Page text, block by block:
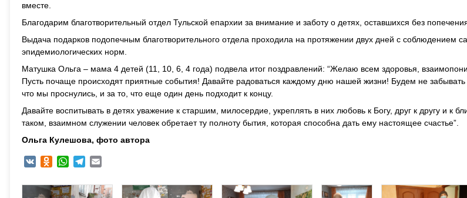
вместе.
Благодарим благотворительный отдел Тульской епархии за внимание и заботу о детях, оставшихся без
Выдача подарков подопечным благотворительного отдела проходила на протяжении двух дней с соблюдением
эпидемиологических норм.
Матушка Ольга – мама 4 детей (11, 10, 6, 4 года) подвела итог поздравлений: “Желаю всем здоровья,
Пусть почаще происходят приятные события! Давайте радоваться каждому дню нашей жизни! Будем не забывать
что мы проснулись, и за то, что еще один день подходит к концу.
Давайте воспитывать в детях уважение к старшим, милосердие, укреплять в них любовь к Богу, друг к другу и к
таком, взаимном служении человек обретает ту полноту бытия, которая способна дать ему настоящее счастье”.
Ольга Кулешова, фото автора
VK Odnoklassniki
WhatsAppTelegram